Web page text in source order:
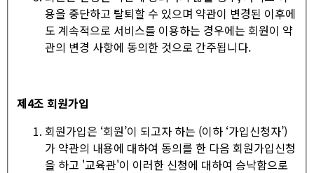
용을 중단하고 탈퇴할 수 있으며 약관이 변경된 이후에
도 계속적으로 서비스를 이용하는 경우에는 회원이 약
관의 변경 사항에 동의한 것으로 간주됩니다.
제4조 회원가입
회원가입은 ‘회원’이 되고자 하는 (이하 ‘가입신청자’)
가 약관의 내용에 대하여 동의를 한 다음 회원가입신청
을 하고 '교육관'이 이러한 신청에 대하여 승낙함으로